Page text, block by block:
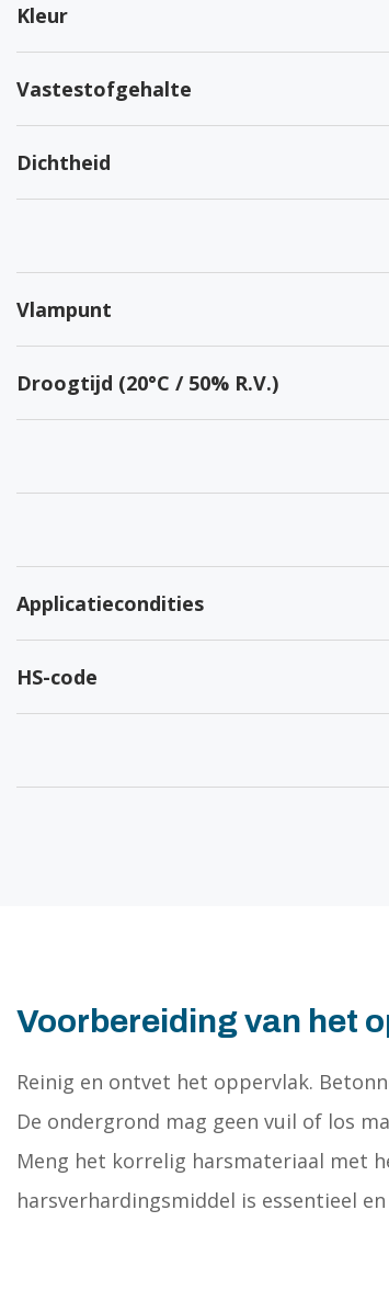
Kleur
Vastestofgehalte
Dichtheid
Vlampunt
Droogtijd (20°C / 50% R.V.)
Applicatiecondities
HS-code
Voorbereiding van het
Reinig en ontvet het oppervlak.
De ondergrond mag geen vuil of los
Meng het korrelig harsmateriaal met
harsverhardingsmiddel is essentieel